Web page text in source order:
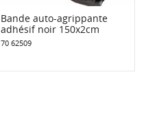
Bande auto-agrippante
adhésif noir 150x2cm
70 62509